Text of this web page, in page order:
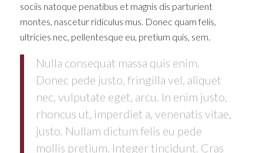
sociis natoque penatibus et magnis dis parturient
montes, nascetur ridiculus mus. Donec quam felis,
ultricies nec, pellentesque eu, pretium quis, sem.
Nulla consequat massa quis enim.
Donec pede justo, fringilla vel, aliquet
nec, vulputate eget, arcu. In enim justo,
rhoncus ut, imperdiet a, venenatis vitae,
justo. Nullam dictum felis eu pede
mollis pretium. Integer tincidunt. Cras